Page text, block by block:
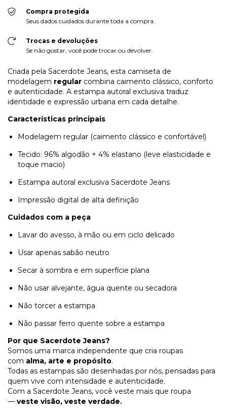
Compra protegida
Seus dados cuidados durante toda a compra.
Trocas e devoluções
Se não gostar, você pode trocar ou devolver.
Criada pela Sacerdote Jeans, esta camiseta de
modelagem regular combina caimento clássico, conforto
e autenticidade. A estampa autoral exclusiva traduz
identidade e expressão urbana em cada detalhe.
Características principais
Modelagem regular (caimento clássico e confortável)
Tecido: 96% algodão + 4% elastano (leve elasticidade e
toque macio)
Estampa autoral exclusiva Sacerdote Jeans
Impressão digital de alta definição
Cuidados com a peça
Lavar do avesso, à mão ou em ciclo delicado
Usar apenas sabão neutro
Secar à sombra e em superfície plana
Não usar alvejante, água quente ou secadora
Não torcer a estampa
Não passar ferro quente sobre a estampa
Por que Sacerdote Jeans?
Somos uma marca independente que cria roupas
com alma, arte e propósito.
Todas as estampas são desenhadas por nós, pensadas para
quem vive com intensidade e autenticidade.
Com a Sacerdote Jeans, você veste mais que roupa
— veste visão, veste verdade.